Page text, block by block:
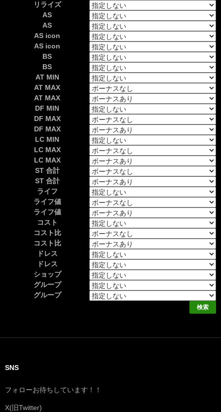
リライズ
AS
AS
AS icon
AS icon
BS
BS
AT MIN
AT MAX
AT MAX
DF MIN
DF MAX
DF MAX
LC MIN
LC MAX
LC MAX
ST 合計
ST 合計
ライフ
ライフ値
ライフ値
コスト
コスト比
コスト比
ドレス
ドレス
ショップ
グループ
グループ
SNS
フォローお待ちしています！！
X(旧Twitter)